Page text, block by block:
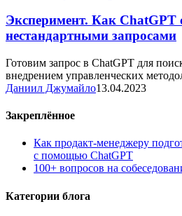
ChatGPT
справляется
с
запросами
Эксперимент. Как ChatGPT
нестандартными запросами
Готовим запрос в ChatGPT для
внедрением управленческих
Даниил Джумайло13.04.2023
Закреплённое
Как продакт-менеджеру
с помощью ChatGPT
100+ вопросов на
Категории блога